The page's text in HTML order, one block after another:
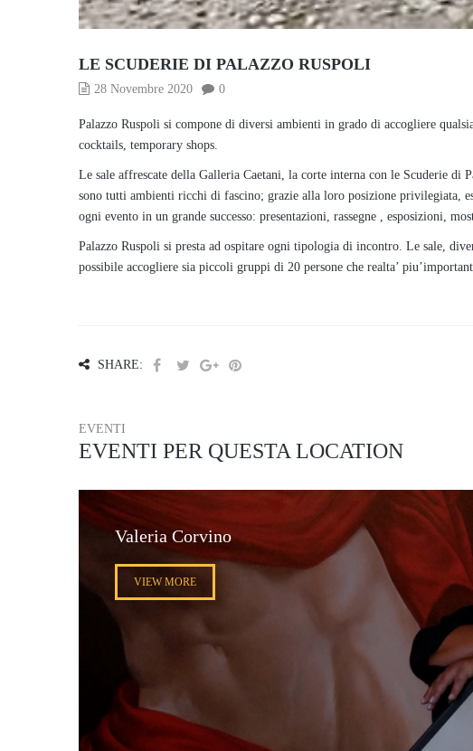
LE SCUDERIE DI PALAZZO RUSPOLI
28 Novembre 2020 0
Palazzo Ruspoli si compone di diversi ambienti in grado di accogliere
cocktails, temporary shops.
Le sale affrescate della Galleria Caetani, la corte interna con le Scuderie
sono tutti ambienti ricchi di fascino; grazie alla loro posizione privilegiata,
ogni evento in un grande successo: presentazioni, rassegne , esposizioni,
Palazzo Ruspoli si presta ad ospitare ogni tipologia di incontro. Le sale,
possibile accogliere sia piccoli gruppi di 20 persone che realta’
SHARE:
EVENTI
EVENTI PER QUESTA LOCATION
Valeria Corvino
VIEW MORE